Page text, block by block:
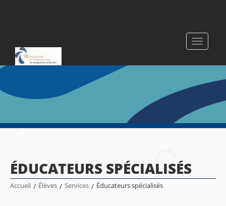
Toggle
ÉDUCATEURS SPÉCIALISÉS
Accueil / Élèves / Services / Éducateurs spécialisés